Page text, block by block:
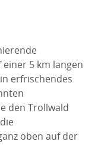
einer 5 km langen
erfrischendes
den Trollwald
oben auf der